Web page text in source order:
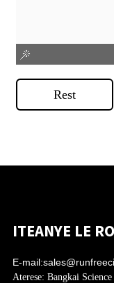
Rest
ITEANYE LE
E-mail:
Aterese: Bangkai